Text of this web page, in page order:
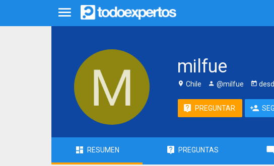
milfue
Chile @milfue
PREGUNTAR
RESUMEN PREGUNTAS